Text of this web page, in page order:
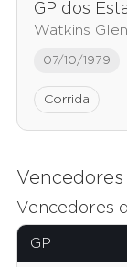
GP dos
Watkins
07/10/1979
Corrida
Vencedores
GP